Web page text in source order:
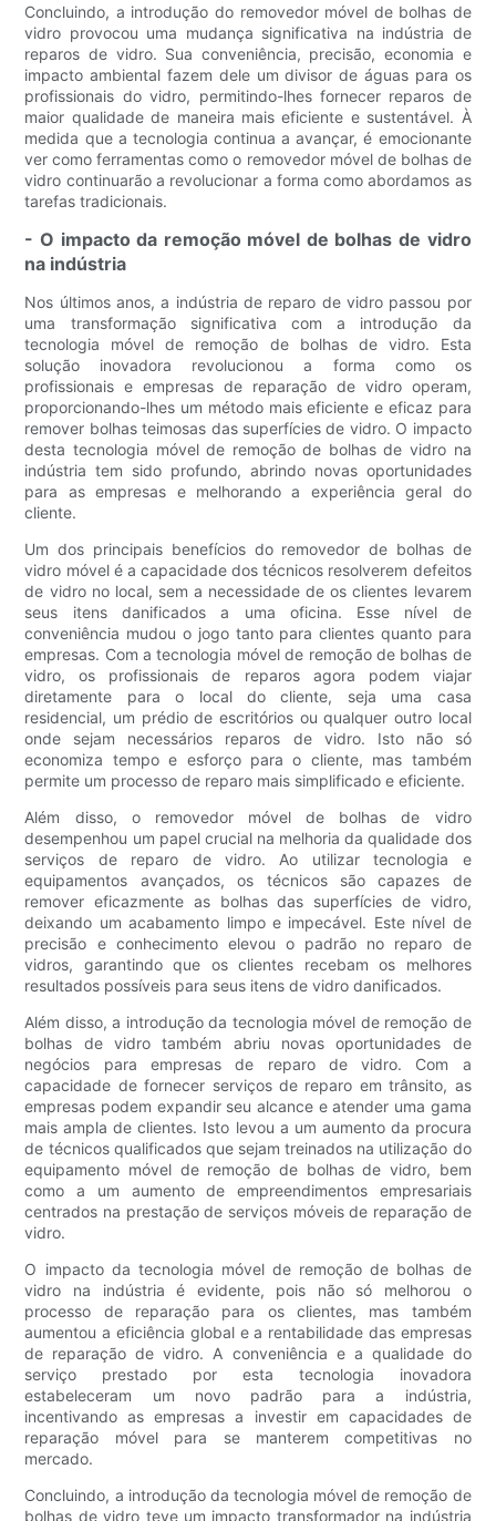
Concluindo, a introdução do removedor móvel de bolhas de
vidro provocou uma mudança significativa na indústria de
reparos de vidro. Sua conveniência, precisão, economia e
impacto ambiental fazem dele um divisor de águas para os
profissionais do vidro, permitindo-lhes fornecer reparos de
maior qualidade de maneira mais eficiente e sustentável. À
medida que a tecnologia continua a avançar, é emocionante
ver como ferramentas como o removedor móvel de bolhas de
vidro continuarão a revolucionar a forma como abordamos as
tarefas tradicionais.
- O impacto da remoção móvel de bolhas de vidro
na indústria
Nos últimos anos, a indústria de reparo de vidro passou por
uma transformação significativa com a introdução da
tecnologia móvel de remoção de bolhas de vidro. Esta
solução inovadora revolucionou a forma como os
profissionais e empresas de reparação de vidro operam,
proporcionando-lhes um método mais eficiente e eficaz para
remover bolhas teimosas das superfícies de vidro. O impacto
desta tecnologia móvel de remoção de bolhas de vidro na
indústria tem sido profundo, abrindo novas oportunidades
para as empresas e melhorando a experiência geral do
cliente.
Um dos principais benefícios do removedor de bolhas de
vidro móvel é a capacidade dos técnicos resolverem defeitos
de vidro no local, sem a necessidade de os clientes levarem
seus itens danificados a uma oficina. Esse nível de
conveniência mudou o jogo tanto para clientes quanto para
empresas. Com a tecnologia móvel de remoção de bolhas de
vidro, os profissionais de reparos agora podem viajar
diretamente para o local do cliente, seja uma casa
residencial, um prédio de escritórios ou qualquer outro local
onde sejam necessários reparos de vidro. Isto não só
economiza tempo e esforço para o cliente, mas também
permite um processo de reparo mais simplificado e eficiente.
Além disso, o removedor móvel de bolhas de vidro
desempenhou um papel crucial na melhoria da qualidade dos
serviços de reparo de vidro. Ao utilizar tecnologia e
equipamentos avançados, os técnicos são capazes de
remover eficazmente as bolhas das superfícies de vidro,
deixando um acabamento limpo e impecável. Este nível de
precisão e conhecimento elevou o padrão no reparo de
vidros, garantindo que os clientes recebam os melhores
resultados possíveis para seus itens de vidro danificados.
Além disso, a introdução da tecnologia móvel de remoção de
bolhas de vidro também abriu novas oportunidades de
negócios para empresas de reparo de vidro. Com a
capacidade de fornecer serviços de reparo em trânsito, as
empresas podem expandir seu alcance e atender uma gama
mais ampla de clientes. Isto levou a um aumento da procura
de técnicos qualificados que sejam treinados na utilização do
equipamento móvel de remoção de bolhas de vidro, bem
como a um aumento de empreendimentos empresariais
centrados na prestação de serviços móveis de reparação de
vidro.
O impacto da tecnologia móvel de remoção de bolhas de
vidro na indústria é evidente, pois não só melhorou o
processo de reparação para os clientes, mas também
aumentou a eficiência global e a rentabilidade das empresas
de reparação de vidro. A conveniência e a qualidade do
serviço prestado por esta tecnologia inovadora
estabeleceram um novo padrão para a indústria,
incentivando as empresas a investir em capacidades de
reparação móvel para se manterem competitivas no
mercado.
Concluindo, a introdução da tecnologia móvel de remoção de
bolhas de vidro teve um impacto transformador na indústria